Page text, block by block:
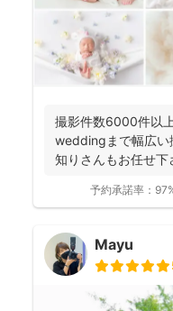
撮影件数6000件以
weddingまで幅広い
知りさんもお任せ下
予約承諾率：
Mayu